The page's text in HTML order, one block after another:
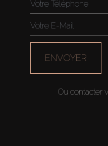
ENVOYER
Ou contacter